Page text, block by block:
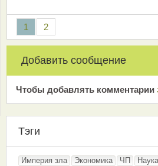
1 2
Добавить сообщение
Чтобы добавлять комментарии
Тэги
Империя зла Экономика ЧП